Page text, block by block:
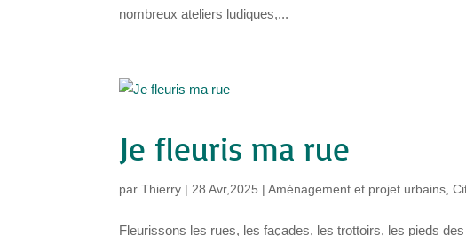
nombreux ateliers ludiques,...
Je fleuris ma rue
parThierry | 28 Avr,2025 |Aménagement et projet urbains ,
Fleurissons les rues, les façades, les trottoirs, les pieds